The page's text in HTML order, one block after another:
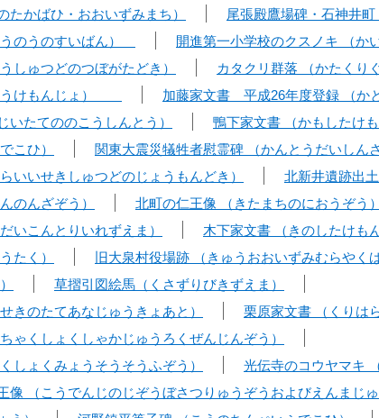
かばひ・おおいずみまち）
尾張殿鷹場碑・石神井
のうのすいばん）
開進第一小学校のクスノキ （か
しゅつどのつぼがたどき）
カタクリ群落 （かたくり
うけもんじょ）
加藤家文書 平成26年度登録 （か
いたてののこうしんとう）
鴨下家文書 （かもしたけも
こひ）
関東大震災犠牲者慰霊碑 （かんとうだいしん
いいせきしゅつどのじょうもんどき）
北新井遺跡出
のんざぞう）
北町の仁王像 （きたまちのにおうぞう）
いこんとりいれずえま）
木下家文書 （きのしたけも
たく）
旧大泉村役場跡 （きゅうおおいずみむらやく
草摺引図絵馬（くさずりびきずえま）
きのたてあなじゅうきょあと）
栗原家文書 （くりは
ゃくしょくしゃかじゅうろくぜんじんぞう）
しょくみょうそうそうふぞう）
光伝寺のコウヤマキ
（こうでんじのじぞうぼさつりゅうぞうおよびえんまじゅ